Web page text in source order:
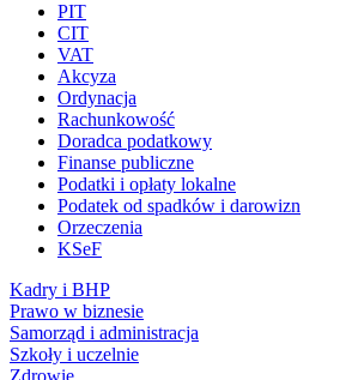
PIT
CIT
VAT
Akcyza
Ordynacja
Rachunkowość
Doradca podatkowy
Finanse publiczne
Podatki i opłaty lokalne
Podatek od spadków i darowizn
Orzeczenia
KSeF
Kadry i BHP
Prawo w biznesie
Samorząd i administracja
Szkoły i uczelnie